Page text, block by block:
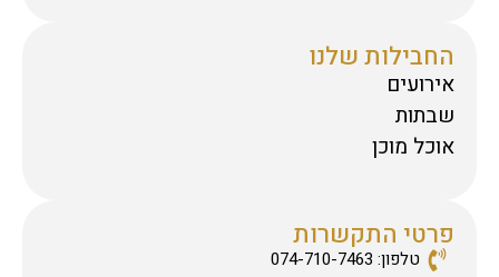
החבילות שלנו
אירועים
שבתות
אוכל מוכן
פרטי התקשרות
טלפון: 074-710-7463